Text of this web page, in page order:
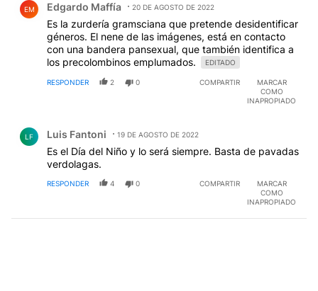
EM Edgardo Maffía 20 DE AGOSTO DE 2022
Es la zurdería gramsciana que pretende desidentificar
géneros. El nene de las imágenes, está en contacto
con una bandera pansexual, que también identifica a
los precolombinos emplumados.
EDITADO
RESPONDER 2 0 COMPARTIR
MARCAR
COMO
INAPROPIADO
LF Luis Fantoni 19 DE AGOSTO DE 2022
Es el Día del Niño y lo será siempre. Basta de pavadas
verdolagas.
RESPONDER 4 0 COMPARTIR
MARCAR
COMO
INAPROPIADO